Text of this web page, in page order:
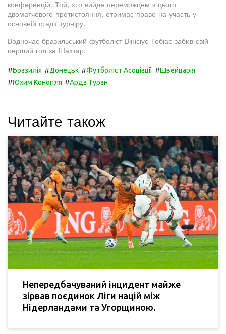
конференцій. Той, хто вийде переможцем з цього
двоматчевого протистояння, отримає право на участь у
основній стадії турніру.
Водночас бразильський футболіст Вінісіус Тобіас забив свій
перший гол за Шахтар.
#Бразилія #Донецьк #Футболіст Асоціації #Швейцарія
#Юхим Конопля #Арда Туран
Читайте також
Непередбачуваний інцидент майже
зірвав поєдинок Ліги націй між
Нідерландами та Угорщиною.